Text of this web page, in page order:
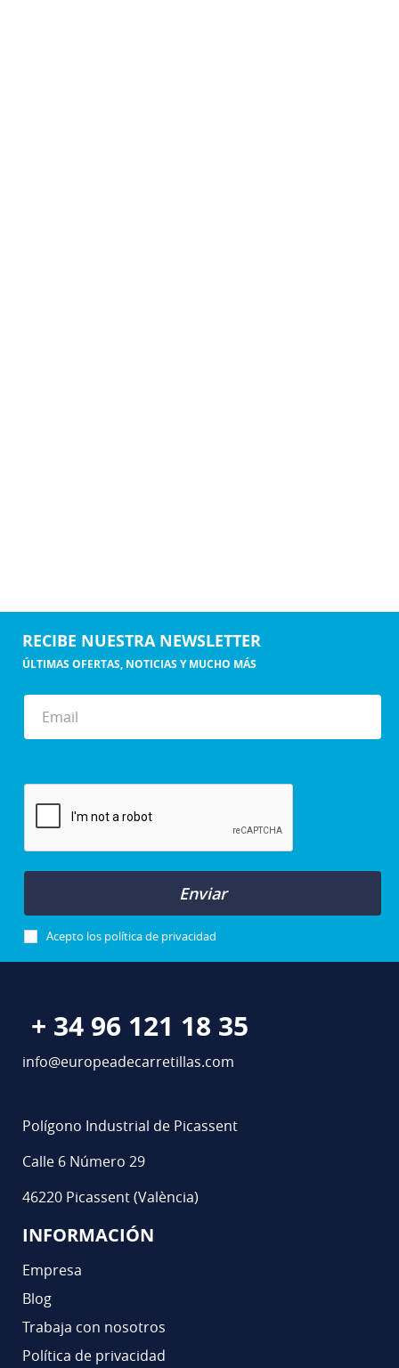
RECIBE NUESTRA NEWSLETTER
ÚLTIMAS OFERTAS, NOTICIAS Y MUCHO MÁS
Enviar
Acepto los política de privacidad
+ 34 96 121 18 35
info@europeadecarretillas.com
Polígono Industrial de Picassent
Calle 6 Número 29
46220 Picassent (València)
INFORMACIÓN
Empresa
Blog
Trabaja con nosotros
Política de privacidad